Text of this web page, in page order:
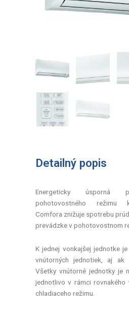
Detailný popis
Energeticky úsporná
pohotovostného režimu
Comfora znižuje spotrebu
prevádzke v pohotovostnom
K jednej vonkajšej jednotke
vnútorných jednotiek, aj ak
Všetky vnútorné jednotky je
jednotlivo v rámci rovnakého
chladiaceho režimu.